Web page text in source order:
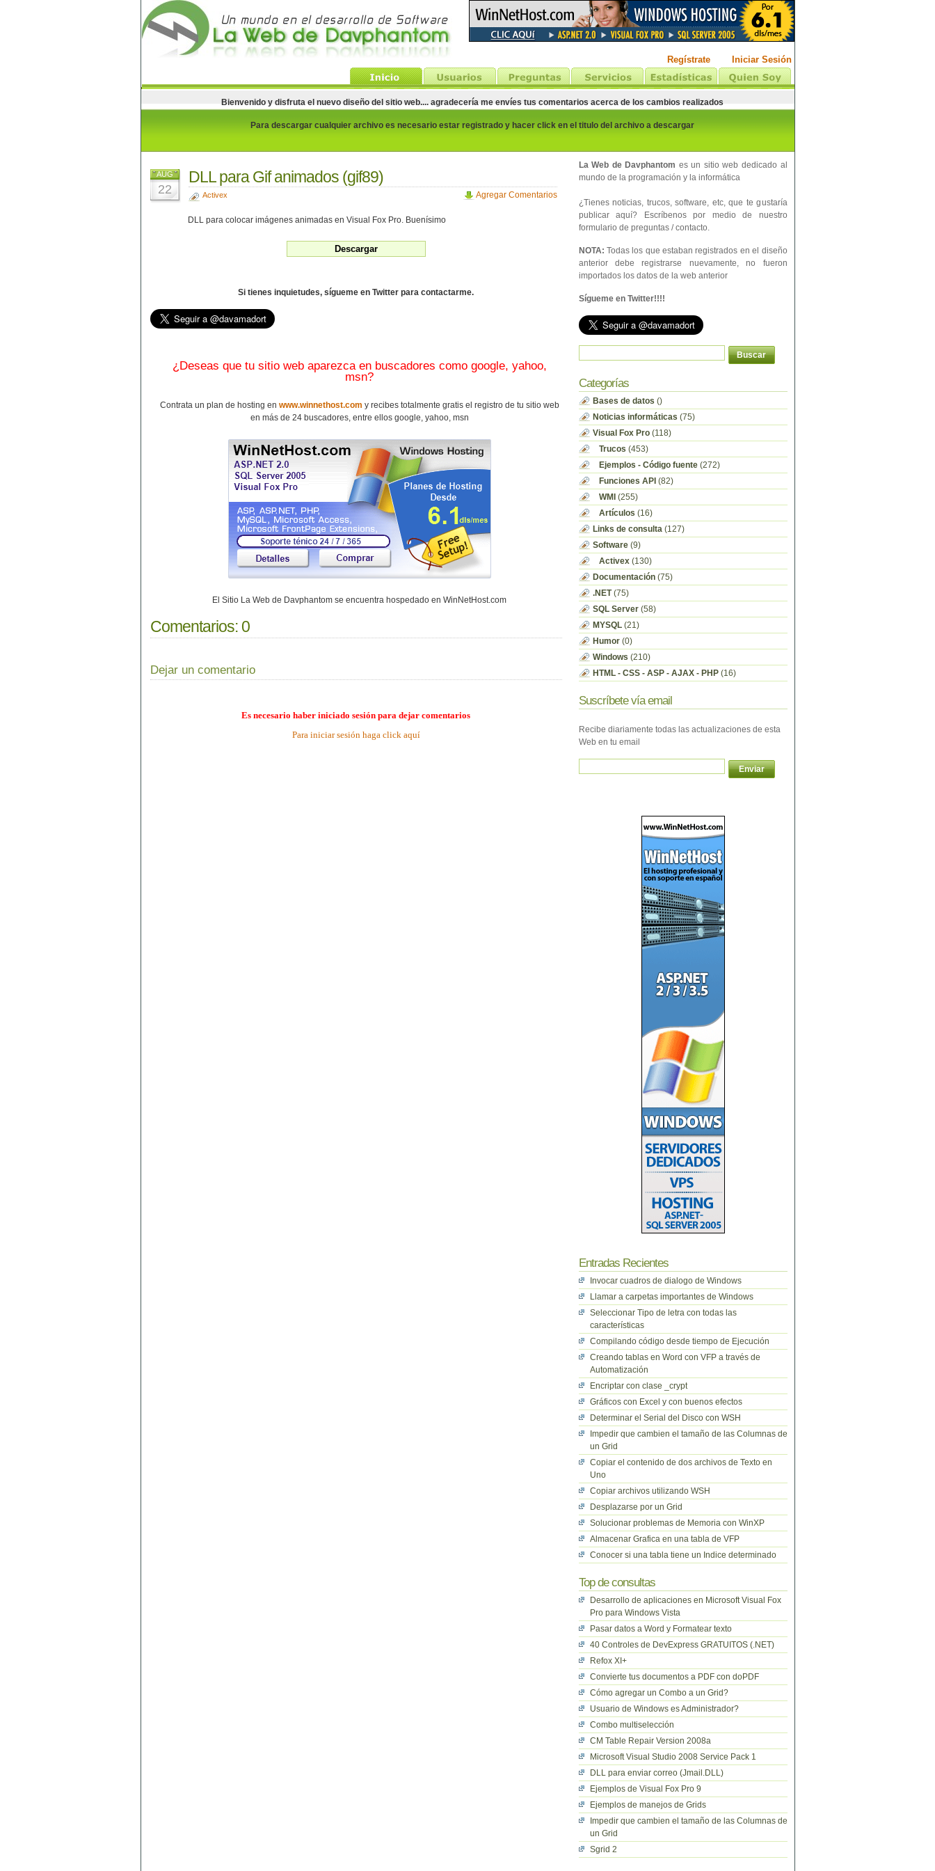
Regístrate Iniciar Sesión
Bienvenido y disfruta el nuevo diseño del sitio web.... agradecería me envíes tus comentarios acerca de los cambios realizados
Para descargar cualquier archivo es necesario estar registrado y hacer click en el titulo del archivo a descargar
AUG
22
DLL para Gif animados (gif89)
Activex Agregar Comentarios
DLL para colocar imágenes animadas en Visual Fox Pro. Buenísimo
Si tienes inquietudes, sígueme en Twitter para contactarme.
¿Deseas que tu sitio web aparezca en buscadores como google, yahoo,
msn?
Contrata un plan de hosting en www.winnethost.com y recibes totalmente gratis el registro de tu sitio web
en más de 24 buscadores, entre ellos google, yahoo, msn
El Sitio La Web de Davphantom se encuentra hospedado en WinNetHost.com
Comentarios:0
Dejar un comentario
Es necesario haber iniciado sesión para dejar comentarios
Para iniciar sesión haga click aquí
La Web de Davphantom es un sitio web dedicado al
mundo de la programación y la informática
¿Tienes noticias, trucos, software, etc, que te gustaría
publicar aquí? Escríbenos por medio de nuestro
formulario de preguntas / contacto.
NOTA: Todas los que estaban registrados en el diseño
anterior debe registrarse nuevamente, no fueron
importados los datos de la web anterior
Sígueme en Twitter!!!!
Categorías
Bases de datos ()
Noticias informáticas (75)
Visual Fox Pro(118)
Trucos (453)
Ejemplos - Código fuente(272)
Funciones API (82)
WMI (255)
Artículos (16)
Links de consulta(127)
Software(9)
Activex(130)
Documentación(75)
.NET(75)
SQL Server(58)
MYSQL(21)
Humor(0)
Windows (210)
HTML - CSS - ASP - AJAX - PHP(16)
Suscríbete vía email
Recibe diariamente todas las actualizaciones de esta
Web en tu email
Entradas Recientes
Invocar cuadros de dialogo de Windows
Llamar a carpetas importantes de Windows
Seleccionar Tipo de letra con todas las
características
Compilando código desde tiempo de Ejecución
Creando tablas en Word con VFP a través de
Automatización
Encriptar con clase _crypt
Gráficos con Excel y con buenos efectos
Determinar el Serial del Disco con WSH
Impedir que cambien el tamaño de las Columnas de
un Grid
Copiar el contenido de dos archivos de Texto en
Uno
Copiar archivos utilizando WSH
Desplazarse por un Grid
Solucionar problemas de Memoria con WinXP
Almacenar Grafica en una tabla de VFP
Conocer si una tabla tiene un Indice determinado
Top de consultas
Desarrollo de aplicaciones en Microsoft Visual Fox
Pro para Windows Vista
Pasar datos a Word y Formatear texto
40 Controles de DevExpress GRATUITOS (.NET)
Refox XI+
Convierte tus documentos a PDF con doPDF
Cómo agregar un Combo a un Grid?
Usuario de Windows es Administrador?
Combo multiselección
CM Table Repair Version 2008a
Microsoft Visual Studio 2008 Service Pack 1
DLL para enviar correo (Jmail.DLL)
Ejemplos de Visual Fox Pro 9
Ejemplos de manejos de Grids
Impedir que cambien el tamaño de las Columnas de
un Grid
Sgrid 2